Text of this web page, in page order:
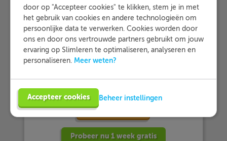
… meer dan 25.000 leerlingen met
Slimleren oefenen…
… en dat zij Slimleren gemiddeld
Meer informatie
Probeer nu 1 week gratis
door op "Accepteer cookies" te klikken, stem je in met
het gebruik van cookies en andere technologieën om
persoonlijke data te verwerken. Cookies worden door
ons en door ons vertrouwde partners gebruikt om jouw
ervaring op Slimleren te optimaliseren, analyseren en
personaliseren. Meer weten?
Accepteer cookies Beheer instellingen